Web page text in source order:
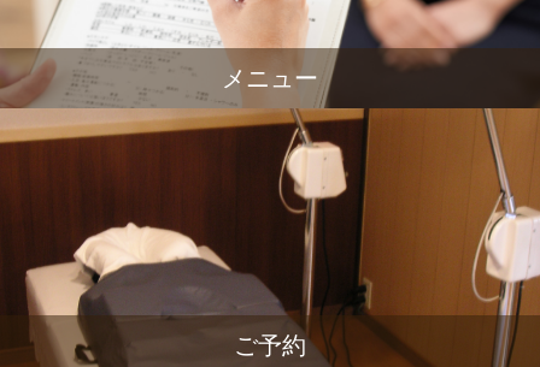
メニュー
ご予約